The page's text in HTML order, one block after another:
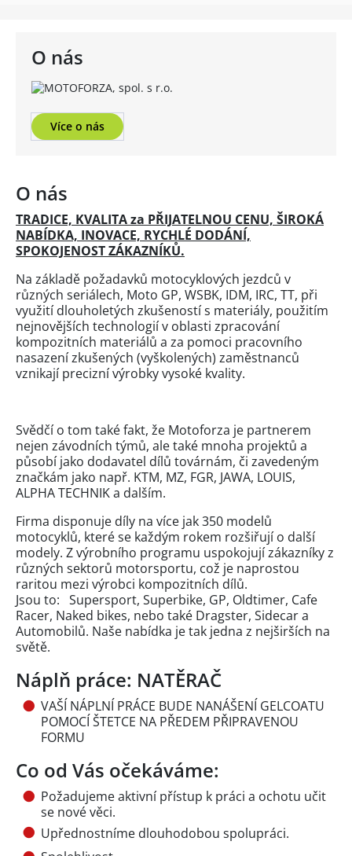
O nás
Více o nás
O nás
TRADICE, KVALITA za PŘIJATELNOU CENU, ŠIROKÁ
NABÍDKA, INOVACE, RYCHLÉ DODÁNÍ,
SPOKOJENOST ZÁKAZNÍKŮ.
Na základě požadavků motocyklových jezdců v
různých seriálech, Moto GP, WSBK, IDM, IRC, TT, při
využití dlouholetých zkušeností s materiály, použitím
nejnovějších technologií v oblasti zpracování
kompozitních materiálů a za pomoci pracovního
nasazení zkušených (vyškolených) zaměstnanců
vznikají precizní výrobky vysoké kvality.
Svědčí o tom také fakt, že Motoforza je partnerem
nejen závodních týmů, ale také mnoha projektů a
působí jako dodavatel dílů továrnám, či zavedeným
značkám jako např. KTM, MZ, FGR, JAWA, LOUIS,
ALPHA TECHNIK a dalším.
Firma disponuje díly na více jak 350 modelů
motocyklů, které se každým rokem rozšiřují o další
modely. Z výrobního programu uspokojují zákazníky z
různých sektorů motorsportu, což je naprostou
raritou mezi výrobci kompozitních dílů.
Jsou to: Supersport, Superbike, GP, Oldtimer, Cafe
Racer, Naked bikes, nebo také Dragster, Sidecar a
Automobilů. Naše nabídka je tak jedna z nejširších na
světě.
Náplň práce: NATĚRAČ
VAŠÍ NÁPLNÍ PRÁCE BUDE NANÁŠENÍ GELCOATU
POMOCÍ ŠTETCE NA PŘEDEM PŘIPRAVENOU
FORMU
Co od Vás očekáváme:
Požadujeme aktivní přístup k práci a ochotu učit
se nové věci.
Upřednostníme dlouhodobou spolupráci.